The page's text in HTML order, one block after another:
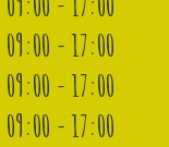
09:00 - 17:00
09:00 - 17:00
09:00 - 17:00